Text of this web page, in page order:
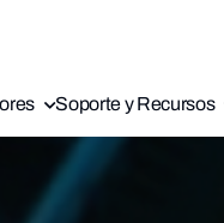
Soporte y Recursos